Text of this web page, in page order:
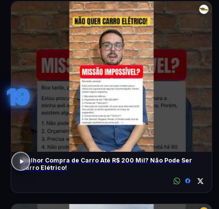
19
Melhor Compra de Carro Até R$ 200 Mil? Não Pode Ser
Carro Elétrico!